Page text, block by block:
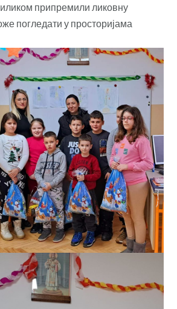
припремили ликовну
погледати у просторијама